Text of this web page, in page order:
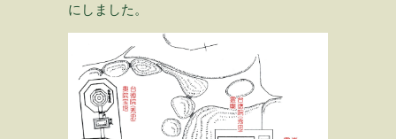
にしました。